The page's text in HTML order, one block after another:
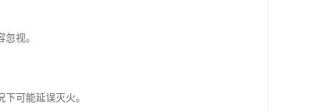
视。
可能延误灭火。